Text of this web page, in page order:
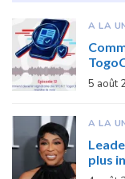
A LA
5 août
A LA
plus